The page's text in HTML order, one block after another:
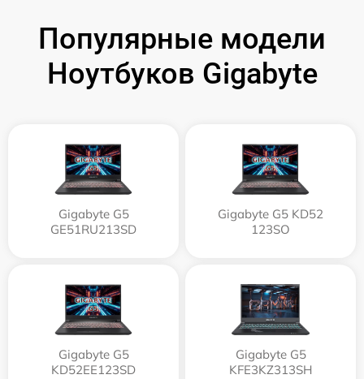
Популярные модели
Ноутбуков Gigabyte
Gigabyte G5
GE51RU213SD
Gigabyte G5 KD52
123SO
Gigabyte G5
KD52EE123SD
Gigabyte G5
KFE3KZ313SH